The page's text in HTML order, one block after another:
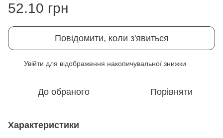
52.10 грн
Повідомити, коли з'явиться
Увійти для відображення накопичувальної знижки
До обраного Порівняти
Характеристики